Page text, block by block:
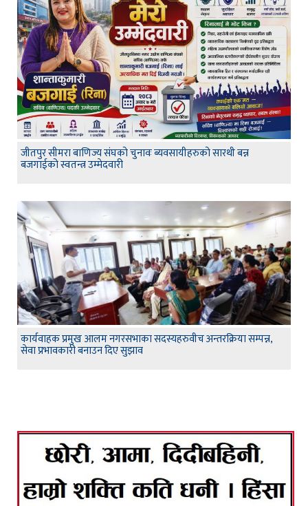
जीतपुर सीमरा बाणिज्य संघको चुनावः ब्यवसायीहरुको सारथी बन्न
बजगाईको स्वतन्त्र उम्मेदवारी
कार्यवाहक प्रमुख आलम नगरसभाका सदस्यहरुवीच अन्तरक्रिया सम्पन्न,
सेवा प्रभावकारी बनाउन दिए सुझाव